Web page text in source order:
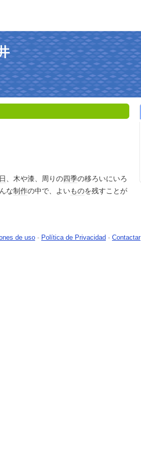
、木や漆、周りの四季の移ろいにいろ
な制作の中で、よいものを残すことが
de uso - Política de Privacidad - Contactar